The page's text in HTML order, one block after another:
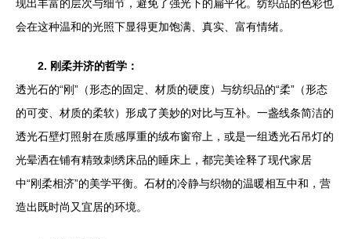
现出丰富的层次与细节，避免了强光下的扁平化。纺织品的色彩也
会在这种温和的光照下显得更加饱满、真实、富有情绪。
2. 刚柔并济的哲学：
透光石的“刚”（形态的固定、材质的硬度）与纺织品的“柔”（形态
的可变、材质的柔软）形成了美妙的对比与互补。一盏线条简洁的
透光石壁灯照射在质感厚重的绒布窗帘上，或是一组透光石吊灯的
光晕洒在铺有精致刺绣床品的睡床上，都完美诠释了现代家居
中“刚柔相济”的美学平衡。石材的冷静与织物的温暖相互中和，营
造出既时尚又宜居的环境。